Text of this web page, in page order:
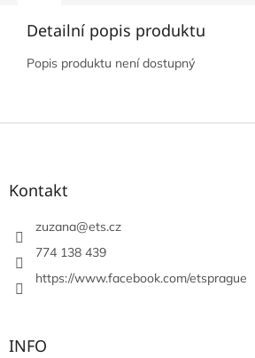
Detailní popis produktu
Popis produktu není dostupný
Z
Kontakt
zuzana@ets.cz
774 138 439
https://www.facebook.com/etsprague
INFO